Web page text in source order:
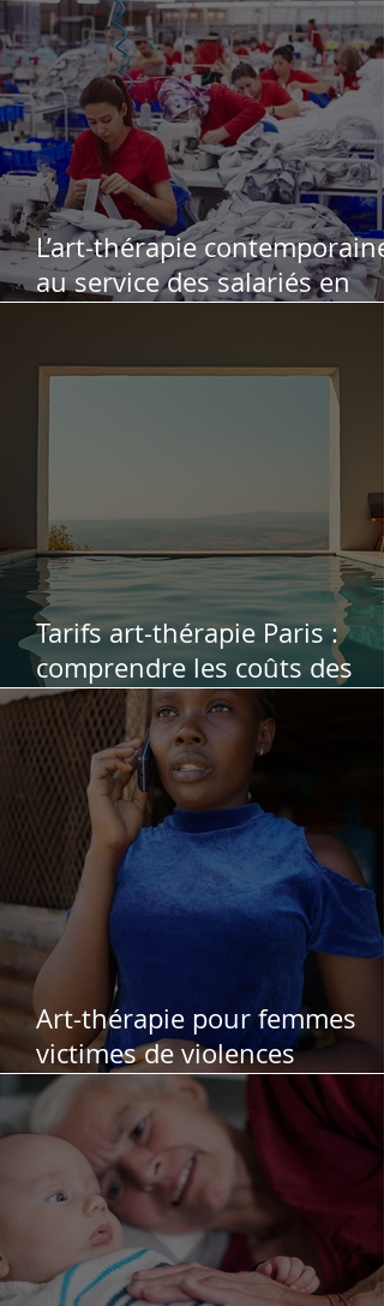
L’art-thérapie contemporaine
au service des salariés en
Tarifs art-thérapie Paris :
comprendre les coûts des
séances d'art-thérapie
Art-thérapie pour femmes
victimes de violences
conjugales